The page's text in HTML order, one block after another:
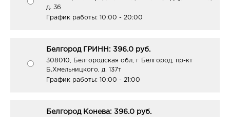
д. 36
График работы: 10:00 - 20:00
Белгород ГРИНН: 396.0 руб.
308010, Белгородская обл, г Белгород, пр-кт
Б.Хмельницкого, д. 137т
График работы: 10:00 - 21:00
Белгород Конева: 396.0 руб.